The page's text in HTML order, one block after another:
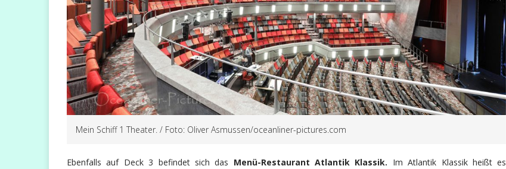
Mein Schiff 1 Theater. / Foto: Oliver Asmussen/oceanliner-pictures.com
Ebenfalls auf Deck 3 befindet sich das Menü-Restaurant Atlantik Klassik. Im Atlantik Klassik heißt es